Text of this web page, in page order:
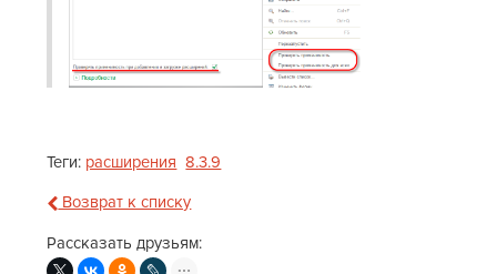
Теги: расширения 8.3.9
Возврат к списку
Рассказать друзьям: